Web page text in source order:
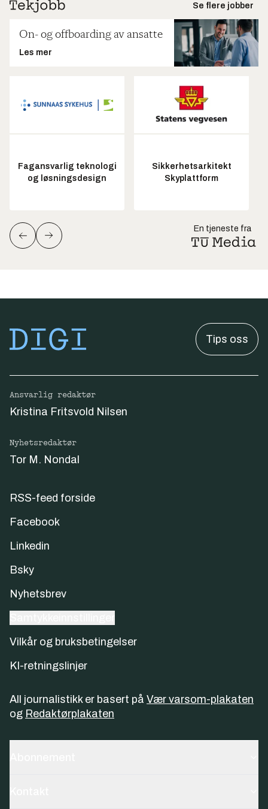
Se flere jobber
On- og offboarding av ansatte
Les mer
Fagansvarlig teknologi
og løsningsdesign
Sikkerhetsarkitekt
Skyplattform
En tjeneste fra
Tips oss
Ansvarlig redaktør
Kristina Fritsvold Nilsen
Nyhetsredaktør
Tor M. Nondal
RSS-feed forside
Facebook
Linkedin
Bsky
Nyhetsbrev
Vilkår og bruksbetingelser
KI-retningslinjer
All journalistikk er basert på Vær varsom-plakaten
og Redaktørplakaten